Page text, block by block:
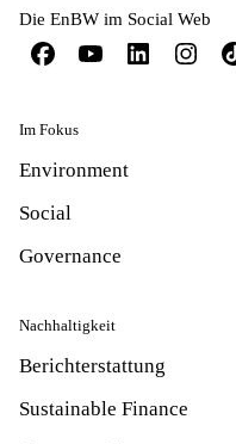
Die EnBW im Social Web
Im Fokus
Environment
Social
Governance
Nachhaltigkeit
Berichterstattung
Sustainable Finance